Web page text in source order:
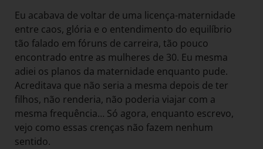
Eu acabava de voltar de uma licença-maternidade
entre caos, glória e o entendimento do equilíbrio
tão falado em fóruns de carreira, tão pouco
encontrado entre as mulheres de 30. Eu mesma
adiei os planos da maternidade enquanto pude.
Acreditava que não seria a mesma depois de ter
filhos, não renderia, não poderia viajar com a
mesma frequência… Só agora, enquanto escrevo,
vejo como essas crenças não fazem nenhum
sentido.